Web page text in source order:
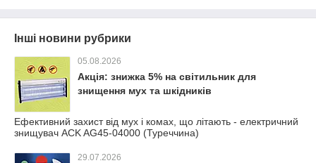
Інші новини рубрики
05.08.2026
Акція: знижка 5% на світильник для
знищення мух та шкідників
Ефективний захист від мух і комах, що літають - електричний
знищувач ACK AG45-04000 (Туреччина)
29.07.2026